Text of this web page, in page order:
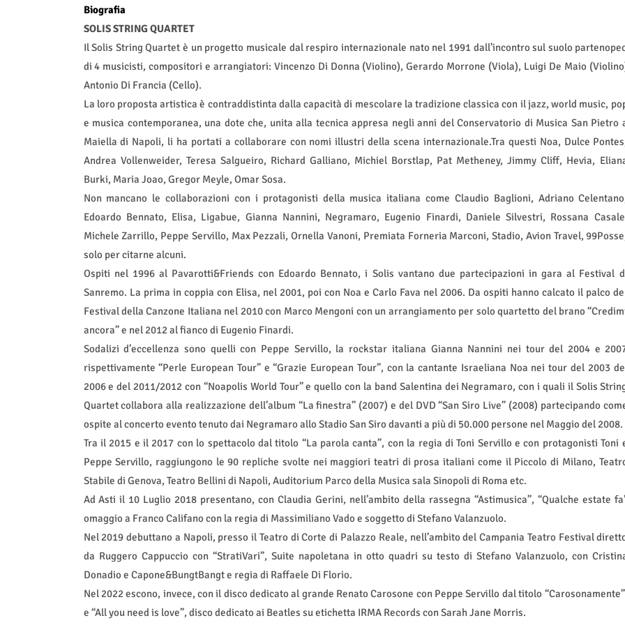
Biografia
SOLIS STRING QUARTET
Il Solis String Quartet è un progetto musicale dal respiro internazionale nato nel 1991 dall’incontro sul suolo
di 4 musicisti, compositori e arrangiatori: Vincenzo Di Donna (Violino), Gerardo Morrone (Viola), Luigi De Maio
Antonio Di Francia (Cello).
La loro proposta artistica è contraddistinta dalla capacità di mescolare la tradizione classica con il jazz, world music,
e musica contemporanea, una dote che, unita alla tecnica appresa negli anni del Conservatorio di Musica San Pietro
Maiella di Napoli, li ha portati a collaborare con nomi illustri della scena internazionale.Tra questi Noa, Dulce
Andrea Vollenweider, Teresa Salgueiro, Richard Galliano, Michiel Borstlap, Pat Metheney, Jimmy Cliff, Hevia,
Burki, Maria Joao, Gregor Meyle, Omar Sosa.
Non mancano le collaborazioni con i protagonisti della musica italiana come Claudio Baglioni, Adriano
Edoardo Bennato, Elisa, Ligabue, Gianna Nannini, Negramaro, Eugenio Finardi, Daniele Silvestri, Rossana
Michele Zarrillo, Peppe Servillo, Max Pezzali, Ornella Vanoni, Premiata Forneria Marconi, Stadio, Avion Travel,
solo per citarne alcuni.
Ospiti nel 1996 al Pavarotti&Friends con Edoardo Bennato, i Solis vantano due partecipazioni in gara al Festival
Sanremo. La prima in coppia con Elisa, nel 2001, poi con Noa e Carlo Fava nel 2006. Da ospiti hanno calcato il palco
Festival della Canzone Italiana nel 2010 con Marco Mengoni con un arrangiamento per solo quartetto del brano
ancora” e nel 2012 al fianco di Eugenio Finardi.
Sodalizi d’eccellenza sono quelli con Peppe Servillo, la rockstar italiana Gianna Nannini nei tour del 2004 e
rispettivamente “Perle European Tour” e “Grazie European Tour”, con la cantante Israeliana Noa nei tour del 2003
2006 e del 2011/2012 con “Noapolis World Tour” e quello con la band Salentina dei Negramaro, con i quali il Solis
Quartet collabora alla realizzazione dell’album “La finestra” (2007) e del DVD “San Siro Live” (2008) partecipando
ospite al concerto evento tenuto dai Negramaro allo Stadio San Siro davanti a più di 50.000 persone nel Maggio del 2008.
Tra il 2015 e il 2017 con lo spettacolo dal titolo “La parola canta”, con la regia di Toni Servillo e con protagonisti Toni
Peppe Servillo, raggiungono le 90 repliche svolte nei maggiori teatri di prosa italiani come il Piccolo di Milano,
Stabile di Genova, Teatro Bellini di Napoli, Auditorium Parco della Musica sala Sinopoli di Roma etc.
Ad Asti il 10 Luglio 2018 presentano, con Claudia Gerini, nell’ambito della rassegna “Astimusica”, “Qualche estate
omaggio a Franco Califano con la regia di Massimiliano Vado e soggetto di Stefano Valanzuolo.
Nel 2019 debuttano a Napoli, presso il Teatro di Corte di Palazzo Reale, nell’ambito del Campania Teatro Festival
da Ruggero Cappuccio con “StratiVari”, Suite napoletana in otto quadri su testo di Stefano Valanzuolo, con
Donadio e Capone&BungtBangt e regia di Raffaele Di Florio.
Nel 2022 escono, invece, con il disco dedicato al grande Renato Carosone con Peppe Servillo dal titolo
e “All you need is love”, disco dedicato ai Beatles su etichetta IRMA Records con Sarah Jane Morris.